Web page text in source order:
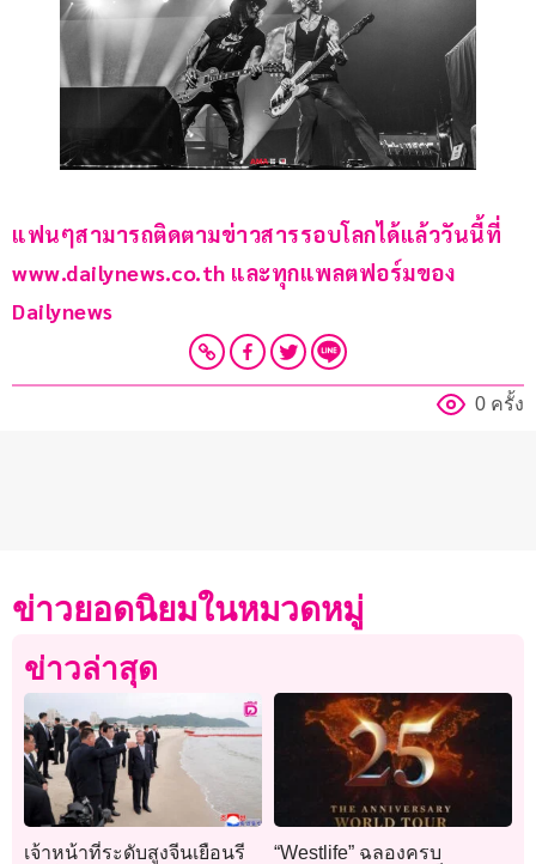
แฟนๆสามารถติดตามข่าวสารรอบโลกได้แล้ววันนี้ที่
www.dailynews.co.th และทุกแพลตฟอร์มของ
Dailynews
0 ครั้ง
ข่าวยอดนิยมในหมวดหมู่
ข่าวล่าสุด
เจ้าหน้าที่ระดับสูงจีนเยือนรี
“Westlife” ฉลองครบ